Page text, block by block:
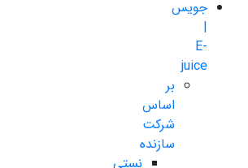
جویس
|
E-
juice
بر
اساس
شرکت
سازنده
نستی